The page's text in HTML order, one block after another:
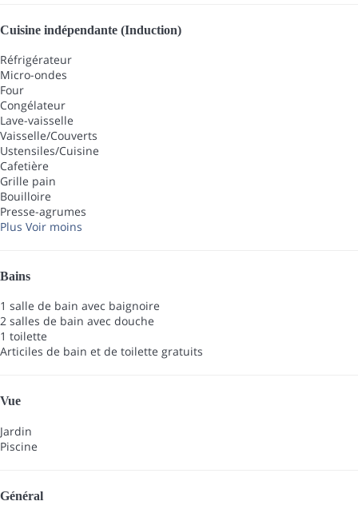
Cuisine indépendante (Induction)
Réfrigérateur
Micro-ondes
Four
Congélateur
Lave-vaisselle
Vaisselle/Couverts
Ustensiles/Cuisine
Cafetière
Grille pain
Bouilloire
Presse-agrumes
Plus Voir moins
Bains
1 salle de bain avec baignoire
2 salles de bain avec douche
1 toilette
Articiles de bain et de toilette gratuits
Vue
Jardin
Piscine
Général